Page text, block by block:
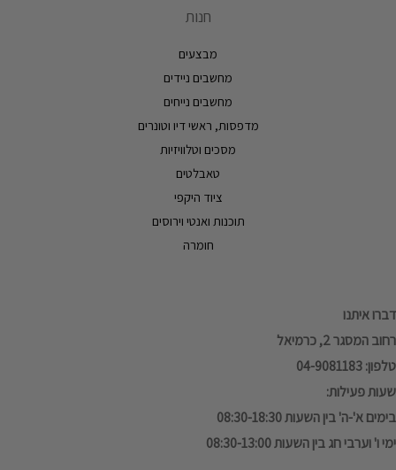
חנות
מבצעים
מחשבים ניידים
מחשבים נייחים
מדפסות, ראשי דיו וטונרים
מסכים וטלוויזיות
טאבלטים
ציוד היקפי
תוכנות ואנטי וירוסים
חומרה
דברו איתנו
רחוב המסגר 2, כרמיאל
טלפון: 04-9081183
שעות פעילות:
בימים א'-ה' בין השעות 08:30-18:30
ימי ו' וערבי חג בין השעות 08:30-13:00